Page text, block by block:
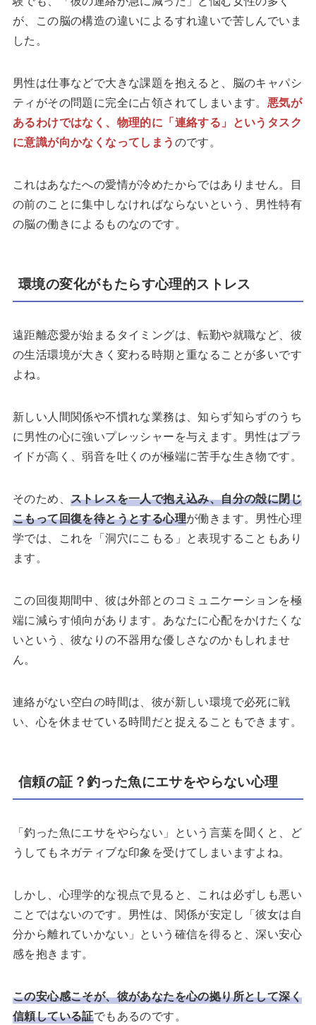
が、この脳の構造の違いによるすれ違いで苦しんでいま
した。
男性は仕事などで大きな課題を抱えると、脳のキャパシ
ティがその問題に完全に占領されてしまいます。 悪気が
あるわけではなく、物理的に「連絡する」というタスク
に意識が向かなくなってしまうのです。
これはあなたへの愛情が冷めたからではありません。目
の前のことに集中しなければならないという、男性特有
の脳の働きによるものなのです。
環境の変化がもたらす心理的ストレス
遠距離恋愛が始まるタイミングは、転勤や就職など、彼
の生活環境が大きく変わる時期と重なることが多いです
よね。
新しい人間関係や不慣れな業務は、知らず知らずのうち
に男性の心に強いプレッシャーを与えます。男性はプラ
イドが高く、弱音を吐くのが極端に苦手な生き物です。
そのため、 ストレスを一人で抱え込み、自分の殻に閉じ
こもって回復を待とうとする心理が働きます。男性心理
学では、これを「洞穴にこもる」と表現することもあり
ます。
この回復期間中、彼は外部とのコミュニケーションを極
端に減らす傾向があります。あなたに心配をかけたくな
いという、彼なりの不器用な優しさなのかもしれませ
ん。
連絡がない空白の時間は、彼が新しい環境で必死に戦
い、心を休ませている時間だと捉えることもできます。
信頼の証？釣った魚にエサをやらない心理
「釣った魚にエサをやらない」という言葉を聞くと、ど
うしてもネガティブな印象を受けてしまいますよね。
しかし、心理学的な視点で見ると、これは必ずしも悪い
ことではないのです。男性は、関係が安定し「彼女は自
分から離れていかない」という確信を得ると、深い安心
感を抱きます。
この安心感こそが、彼があなたを心の拠り所として深く
信頼している証でもあるのです。